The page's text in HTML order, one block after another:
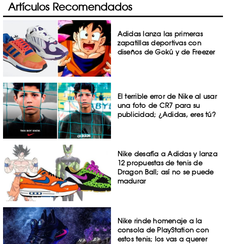
Artículos Recomendados
Adidas lanza las primeras
zapatillas deportivas con
diseños de Gokú y de Freezer
El terrible error de Nike al usar
una foto de CR7 para su
publicidad; ¿Adidas, eres tú?
Nike desafía a Adidas y lanza
12 propuestas de tenis de
Dragon Ball; así no se puede
madurar
Nike rinde homenaje a la
consola de PlayStation con
estos tenis; los vas a querer